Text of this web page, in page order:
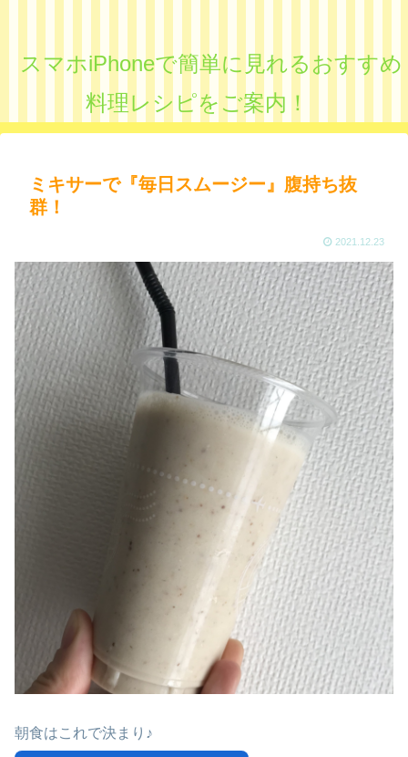
スマホiPhoneで簡単に見れるおすすめ
料理レシピをご案内！
ミキサーで『毎日スムージー』腹持ち抜
群！
2021.12.23
朝食はこれで決まり♪